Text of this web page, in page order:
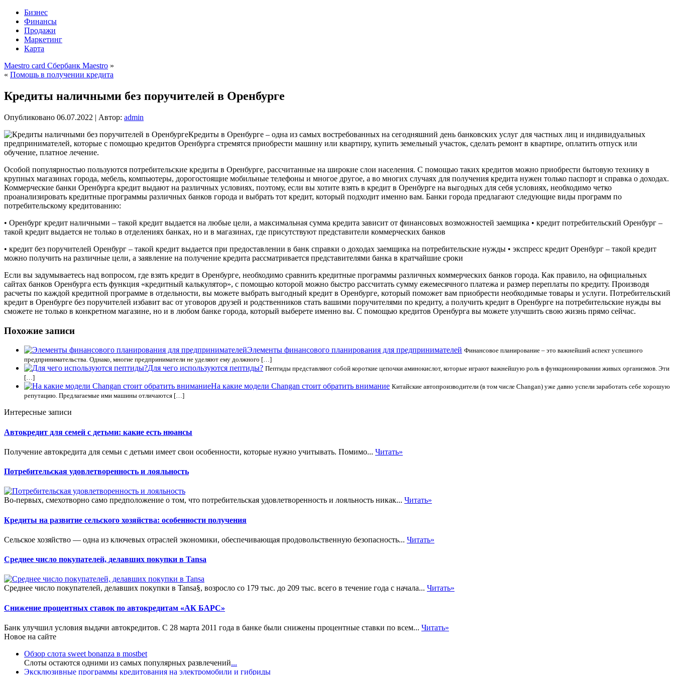
Бизнес
Финансы
Продажи
Маркетинг
Карта
Maestro card Сбербанк Maestro »
« Помощь в получении кредита
Кредиты наличными без поручителей в Оренбурге
Опубликовано 06.07.2022 | Автор: admin
Кредиты в Оренбурге – одна из самых востребованных на сегодняшний день банковских услуг для частных лиц и индивидуальных
предпринимателей, которые с помощью кредитов Оренбурга стремятся приобрести машину или квартиру, купить земельный участок, сделать ремонт в квартире, оплатить отпуск или
обучение, платное лечение.
Особой популярностью пользуются потребительские кредиты в Оренбурге, рассчитанные на широкие слои населения. С помощью таких кредитов можно приобрести бытовую технику в
крупных магазинах города, мебель, компьютеры, дорогостоящие мобильные телефоны и многое другое, а во многих случаях для получения кредита нужен только паспорт и справка о доходах.
Коммерческие банки Оренбурга кредит выдают на различных условиях, поэтому, если вы хотите взять в кредит в Оренбурге на выгодных для себя условиях, необходимо четко
проанализировать кредитные программы различных банков города и выбрать тот кредит, который подходит именно вам. Банки города предлагают следующие виды программ по
потребительскому кредитованию:
• Оренбург кредит наличными – такой кредит выдается на любые цели, а максимальная сумма кредита зависит от финансовых возможностей заемщика • кредит потребительский Оренбург –
такой кредит выдается не только в отделениях банках, но и в магазинах, где присутствуют представители коммерческих банков
• кредит без поручителей Оренбург – такой кредит выдается при предоставлении в банк справки о доходах заемщика на потребительские нужды • экспресс кредит Оренбург – такой кредит
можно получить на различные цели, а заявление на получение кредита рассматривается представителями банка в кратчайшие сроки
Если вы задумываетесь над вопросом, где взять кредит в Оренбурге, необходимо сравнить кредитные программы различных коммерческих банков города. Как правило, на официальных
сайтах банков Оренбурга есть функция «кредитный калькулятор», с помощью которой можно быстро рассчитать сумму ежемесячного платежа и размер переплаты по кредиту. Производя
расчеты по каждой кредитной программе в отдельности, вы можете выбрать выгодный кредит в Оренбурге, который поможет вам приобрести необходимые товары и услуги. Потребительский
кредит в Оренбурге без поручителей избавит вас от уговоров друзей и родственников стать вашими поручителями по кредиту, а получить кредит в Оренбурге на потребительские нужды вы
сможете не только в конкретном магазине, но и в любом банке города, который выберете именно вы. С помощью кредитов Оренбурга вы можете улучшить свою жизнь прямо сейчас.
Похожие записи
Элементы финансового планирования для предпринимателей Финансовое планирование – это важнейший аспект успешного
предпринимательства. Однако, многие предприниматели не уделяют ему должного […]
Для чего используются пептиды? Пептиды представляют собой короткие цепочки аминокислот, которые играют важнейшую роль в функционировании живых организмов. Эти
[…]
На какие модели Changan стоит обратить внимание Китайские автопроизводители (в том числе Changan) уже давно успели заработать себе хорошую
репутацию. Предлагаемые ими машины отличаются […]
Интересные записи
Автокредит для семей с детьми: какие есть нюансы
Получение автокредита для семьи с детьми имеет свои особенности, которые нужно учитывать. Помимо... Читать»
Потребительская удовлетворенность и лояльность
Во-первых, смехотворно само предположение о том, что потребительская удовлетворенность и лояльность никак... Читать»
Кредиты на развитие сельского хозяйства: особенности получения
Сельское хозяйство — одна из ключевых отраслей экономики, обеспечивающая продовольственную безопасность... Читать»
Среднее число покупателей, делавших покупки в Tansa
Среднее число покупателей, делавших покупки в Tansa§, возросло со 179 тыс. до 209 тыс. всего в течение года с начала... Читать»
Снижение процентных ставок по автокредитам «АК БАРС»
Банк улучшил условия выдачи автокредитов. С 28 марта 2011 года в банке были снижены процентные ставки по всем... Читать»
Новое на сайте
Обзор слота sweet bonanza в mostbet
Слоты остаются одними из самых популярных развлечений...
Эксклюзивные программы кредитования на электромобили и гибриды